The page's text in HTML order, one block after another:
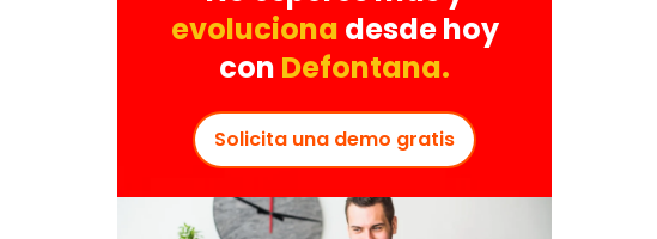
evoluciona desde hoy
con Defontana.
Solicita una demo gratis